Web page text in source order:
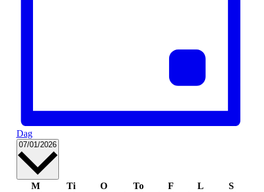
Dag
07/01/2026 Vælg
Kalender
M
Ti
O
To
F
L
S